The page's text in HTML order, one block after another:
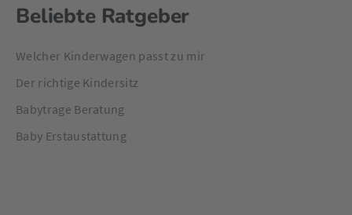
Beliebte Ratgeber
Welcher Kinderwagen passt zu mir
Der richtige Kindersitz
Babytrage Beratung
Baby Erstaustattung